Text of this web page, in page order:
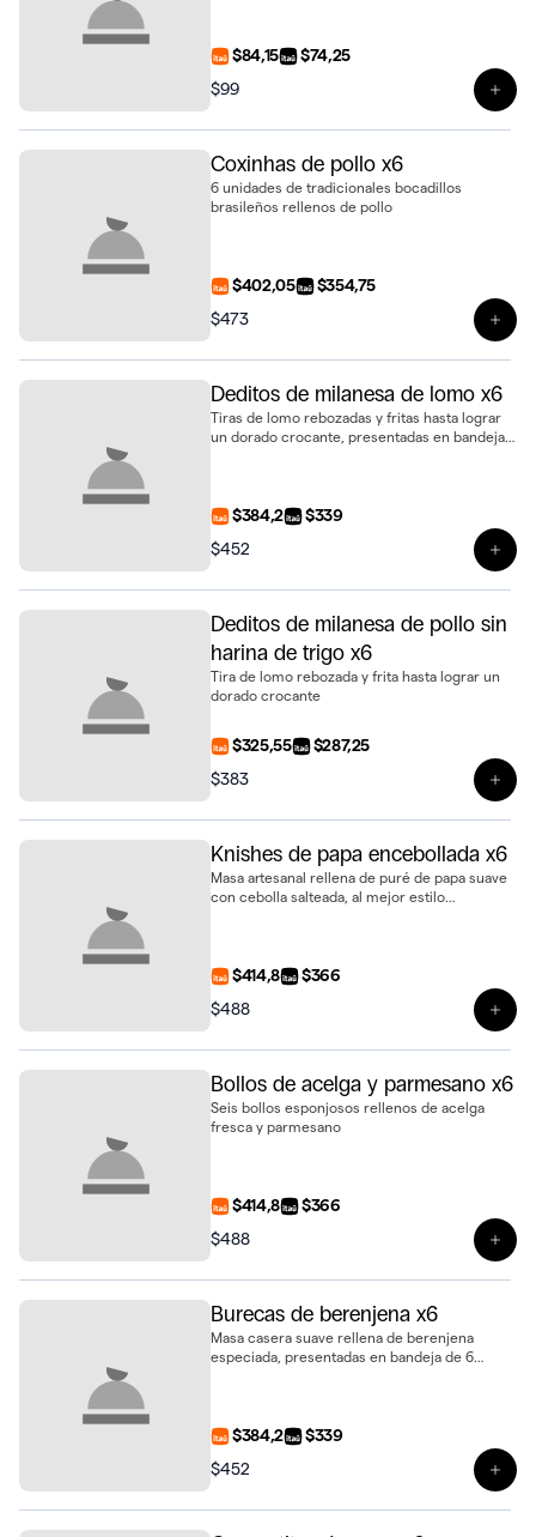
$84,15
$74,25
$99
Coxinhas de pollo x6
6 unidades de tradicionales bocadillos
brasileños rellenos de pollo
$402,05
$354,75
$473
Deditos de milanesa de lomo x6
Tiras de lomo rebozadas y fritas hasta lograr
un dorado crocante, presentadas en bandeja
$384,2
$339
$452
Deditos de milanesa de pollo sin
harina de trigo x6
Tira de lomo rebozada y frita hasta lograr un
dorado crocante
$325,55
$287,25
$383
Knishes de papa encebollada x6
Masa artesanal rellena de puré de papa suave
con cebolla salteada, al mejor estilo
$414,8
$366
$488
Bollos de acelga y parmesano x6
Seis bollos esponjosos rellenos de acelga
fresca y parmesano
$414,8
$366
$488
Burecas de berenjena x6
Masa casera suave rellena de berenjena
especiada, presentadas en bandeja de 6
$384,2
$339
$452